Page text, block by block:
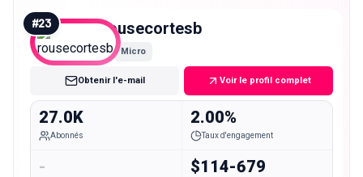
#23 rousecortesb
Micro
Obtenir l'e-mail Voir le profil complet
27.0K
Abonnés
2.00%
Taux d'engagement
- $114-679